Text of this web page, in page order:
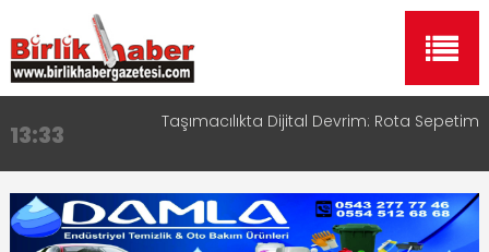
13:33 Taşımacılıkta Dijital Devrim: Rota Sepetim
17:15
Aksaray OSB Bölge Müdürü Makam Koltuğunu
Çocuklara Bıraktı
16:00
Aksaray Esnaf Rehberi ile Google ve Yapay Zeka
Aramalarında Öne Çıkın